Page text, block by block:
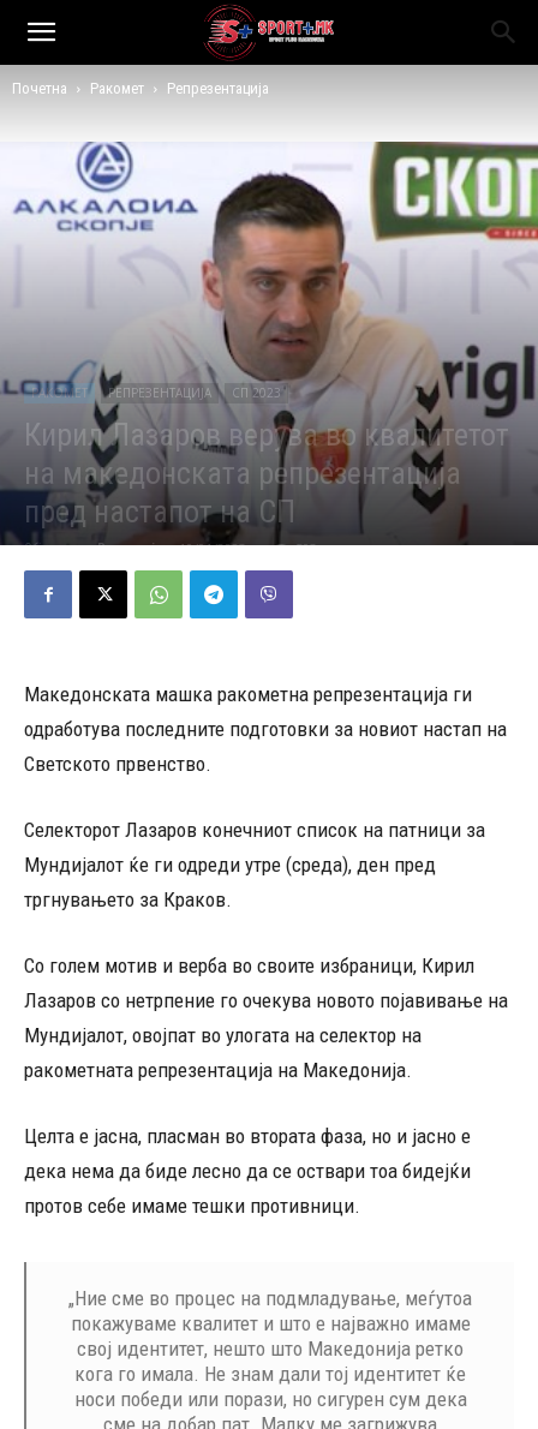
Почетна Ракомет Репрезентација
РАКОМЕТ РЕПРЕЗЕНТАЦИЈА СП 2023
Кирил Лазаров верува во квалитетот
на македонската репрезентација
пред настапот на СП
Објавено од Редакција - 10/01/2023 503
Македонската машка ракометна репрезентација ги
одработува последните подготовки за новиот настап на
Светското првенство.
Селекторот Лазаров конечниот список на патници за
Мундијалот ќе ги одреди утре (среда), ден пред
тргнувањето за Краков.
Со голем мотив и верба во своите избраници, Кирил
Лазаров со нетрпение го очекува новото појавивање на
Мундијалот, овојпат во улогата на селектор на
ракометната репрезентација на Македонија.
Целта е јасна, пласман во втората фаза, но и јасно е
дека нема да биде лесно да се оствари тоа бидејќи
протов себе имаме тешки противници.
„Ние сме во процес на подмладување, меѓутоа
покажуваме квалитет и што е најважно имаме
свој идентитет, нешто што Македонија ретко
кога го имала. Не знам дали тој идентитет ќе
носи победи или порази, но сигурен сум дека
сме на добар пат. Малку ме загрижува